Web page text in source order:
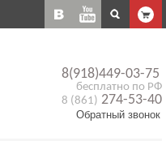
8(918)449-03-75
бесплатно по РФ
8 (861) 274-53-40
Обратный звонок